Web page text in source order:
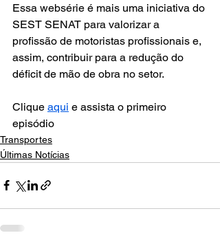
Essa websérie é mais uma iniciativa do
SEST SENAT para valorizar a
profissão de motoristas profissionais e,
assim, contribuir para a redução do
déficit de mão de obra no setor.
Clique aqui e assista o primeiro
episódio
Transportes
Últimas Notícias